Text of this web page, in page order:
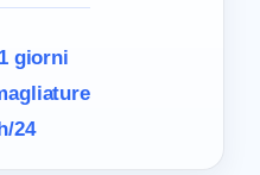
giorni
24